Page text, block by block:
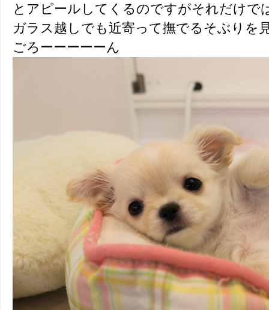
とアピールしてくるのですがそれだけで
ガラス越しでも近寄って撫でるそぶりを
ごろーーーーーん